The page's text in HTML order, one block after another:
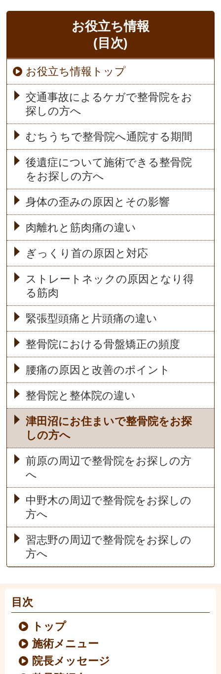
お役立ち情報
(目次)
お役立ち情報トップ
交通事故によるケガで整骨院をお
探しの方へ
むちうちで整骨院へ通院する期間
後遺症について施術できる整骨院
をお探しの方へ
身体の歪みの原因とその影響
肉離れと筋肉痛の違い
ぎっくり首の原因と対応
ストレートネックの原因となり得
る筋肉
緊張型頭痛と片頭痛の違い
整骨院における骨盤矯正の頻度
腰痛の原因と改善のポイント
整骨院と整体院の違い
津田沼にお住まいで整骨院をお探
しの方へ
前原の周辺で整骨院をお探しの方
へ
中野木の周辺で整骨院をお探しの
方へ
習志野の周辺で整骨院をお探しの
方へ
目次
トップ
施術メニュー
院長メッセージ